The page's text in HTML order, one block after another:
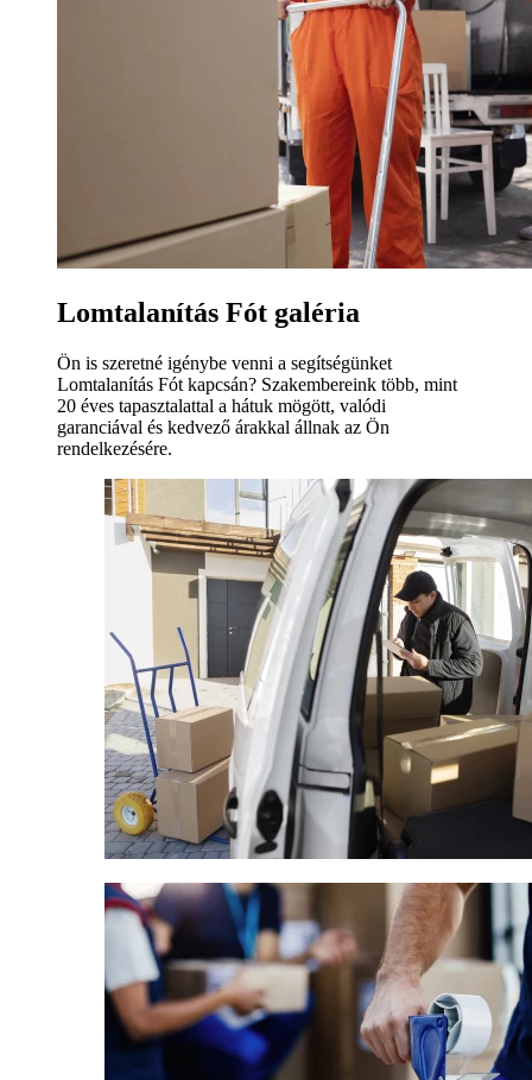
Lomtalanítás Fót galéria
Ön is szeretné igénybe venni a segítségünket
Lomtalanítás Fót kapcsán? Szakembereink több, mint
20 éves tapasztalattal a hátuk mögött, valódi
garanciával és kedvező árakkal állnak az Ön
rendelkezésére.